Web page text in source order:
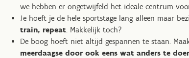
we hebben er ongetwijfeld het ideale centrum
Je hoeft je de hele sportstage lang alleen maar
train, repeat. Makkelijk toch?
De boog hoeft niet altijd gespannen te staan.
meerdaagse door ook eens wat anders te